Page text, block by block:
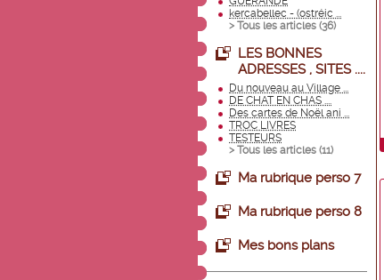
kercabellec - (ostréic ...
> Tous les articles (36)
LES BONNES
ADRESSES , SITES ....
Du nouveau au Village ...
DE CHAT EN CHAS ....
Des cartes de Noël ani ...
TROC LIVRES
TESTEURS
> Tous les articles (11)
Ma rubrique perso 7
Ma rubrique perso 8
Mes bons plans